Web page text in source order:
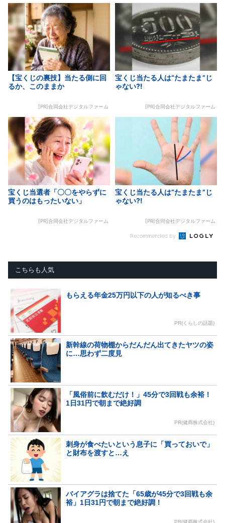
【宝くじの裏技】当たる側に回
るか、このままか
[PR]合同会社デジタルファーム
宝くじ当たる人は“たまたま”じ
ゃない?!
[PR]合同会社デジタルファーム
宝くじ当選者「〇〇をやらずに
買うのはもったいない」
[PR]合同会社デジタルファーム
宝くじ当たる人は“たまたま”じ
ゃない?!
[PR]合同会社デジタルファーム
Recommended by
こちらも人気
もらえる年金25万円以下の人が知るべき事
PR(くらしの話題)
新幹線の荷物棚からだんだん出てきたヤツの姿
に…思わず二度見
「風俗前に飲むだけ！」45分で3回戦も余裕！
1日31円で朝まで絶好調
PR(健商株式会社)
刺身が食べたいという息子に「買っておいで」
と財布を渡すと…え
バイアグラは捨てた「65歳が45分で3回戦も余
裕」1日31円で朝まで絶好調！
PR(健商株式会社)